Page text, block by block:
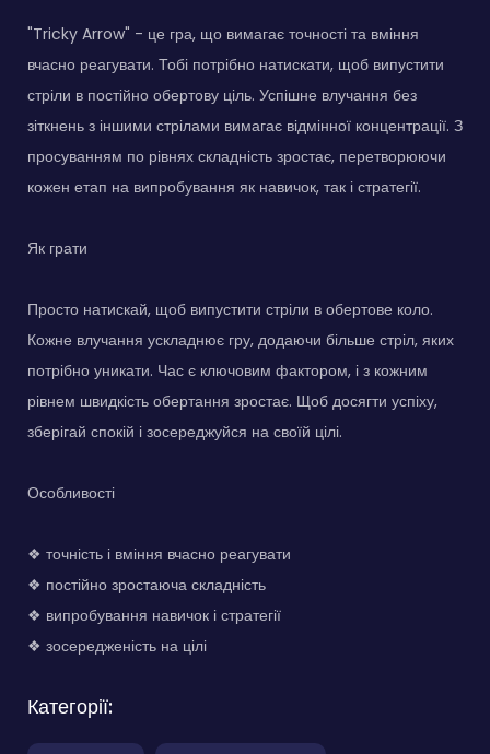
"Tricky Arrow" - це гра, що вимагає точності та вміння
вчасно реагувати. Тобі потрібно натискати, щоб випустити
стріли в постійно обертову ціль. Успішне влучання без
зіткнень з іншими стрілами вимагає відмінної концентрації. З
просуванням по рівнях складність зростає, перетворюючи
кожен етап на випробування як навичок, так і стратегії.
Як грати
Просто натискай, щоб випустити стріли в обертове коло.
Кожне влучання ускладнює гру, додаючи більше стріл, яких
потрібно уникати. Час є ключовим фактором, і з кожним
рівнем швидкість обертання зростає. Щоб досягти успіху,
зберігай спокій і зосереджуйся на своїй цілі.
Особливості
❖ точність і вміння вчасно реагувати
❖ постійно зростаюча складність
❖ випробування навичок і стратегії
❖ зосередженість на цілі
Категорії: